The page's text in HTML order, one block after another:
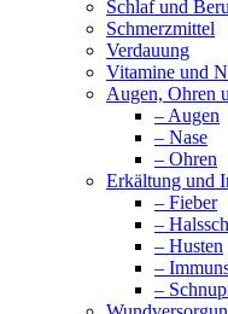
Schlaf und
Schmerzmittel
Verdauung
Vitamine und
Augen, Ohren
– Augen
– Nase
– Ohren
Erkältung und
– Fieber
–
– Husten
–
–